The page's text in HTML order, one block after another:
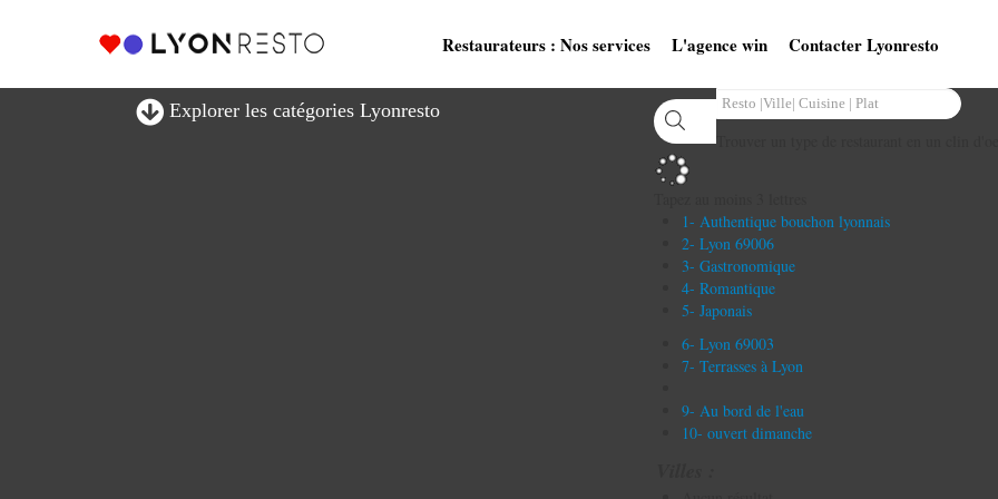
Restaurateurs : Nos services L'agence win Contacter Lyonresto
Explorer les catégories Lyonresto
1- Authentique bouchon lyonnais
2- Lyon 69006
3- Gastronomique
4- Romantique
5- Japonais
6- Lyon 69003
7- Terrasses à Lyon
9- Au bord de l'eau
10- ouvert dimanche